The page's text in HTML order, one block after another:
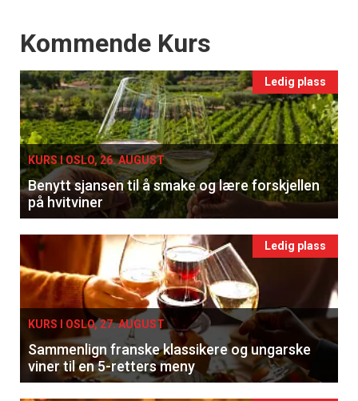
Events
Kommende Kurs
Ledig plass
KURS I OSLO, 26. AUGUST
Benytt sjansen til å smake og lære forskjellen
på hvitviner
Ledig plass
KURS I OSLO, 27. AUGUST
Sammenlign franske klassikere og ungarske
viner til en 5-retters meny